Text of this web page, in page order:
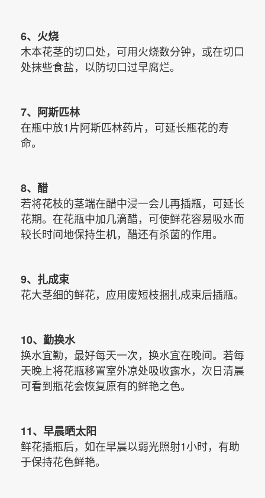
6、火烧
木本花茎的切口处，可用火烧数分钟，或在切口
处抹些食盐，以防切口过早腐烂。
7、阿斯匹林
在瓶中放1片阿斯匹林药片，可延长瓶花的寿
命。
8、 醋
若将花枝的茎端在醋中浸一会儿再插瓶，可延长
花期。在花瓶中加几滴醋，可使鲜花容易吸水而
较长时间地保持生机，醋还有杀菌的作用。
9、扎成束
花大茎细的鲜花，应用废短枝捆扎成束后插瓶。
10、勤换水
换水宜勤，最好每天一次，换水宜在晚间。若每
天晚上将花瓶移置室外凉处吸收露水，次日清晨
可看到瓶花会恢复原有的鲜艳之色。
11、早晨晒太阳
鲜花插瓶后，如在早晨以弱光照射1小时，有助
于保持花色鲜艳。